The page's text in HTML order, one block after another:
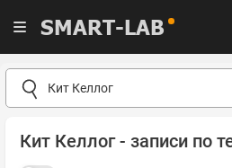
SMART-LAB
Кит Келлог - записи по